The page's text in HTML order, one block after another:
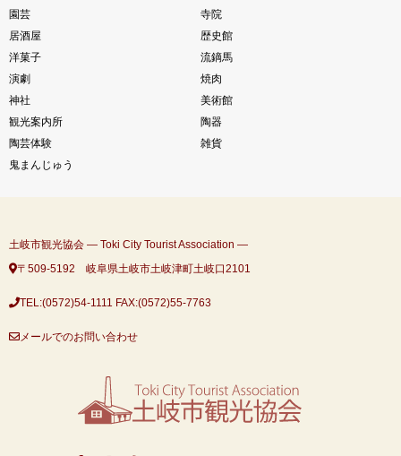
園芸
寺院
居酒屋
歴史館
洋菓子
流鏑馬
演劇
焼肉
神社
美術館
観光案内所
陶器
陶芸体験
雑貨
鬼まんじゅう
土岐市観光協会 ― Toki City Tourist Association ―
〒509-5192 岐阜県土岐市土岐津町土岐口2101
TEL:(0572)54-1111 FAX:(0572)55-7763
メールでのお問い合わせ